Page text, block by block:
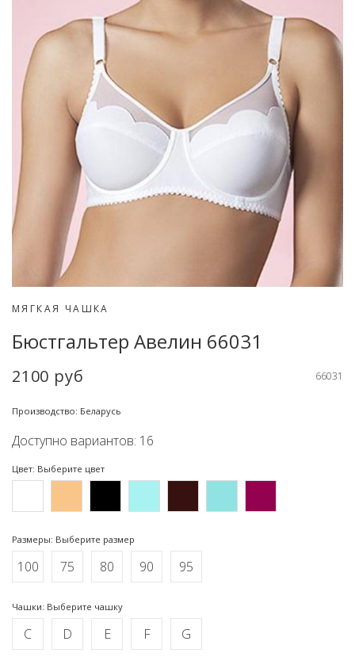
МЯГКАЯ ЧАШКА
Бюстгальтер Авелин 66031
2100 руб 66031
Производство: Беларусь
Доступно вариантов: 16
Цвет: Выберите цвет
Размеры: Выберите размер
100 75 80 90 95
Чашки: Выберите чашку
C D E F G